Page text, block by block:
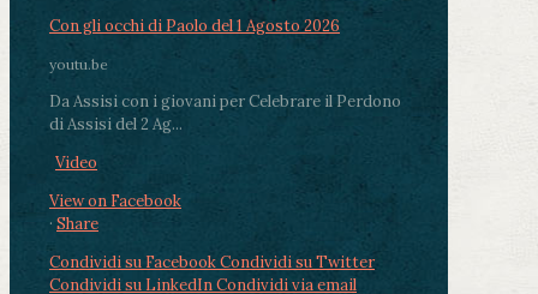
Con gli occhi di Paolo del 1 Agosto 2026
youtu.be
Da Assisi con i giovani per Celebrare il Perdono
di Assisi del 2 Ag...
Video
View on Facebook
· Share
Condividi su FacebookCondividi su Twitter
Condividi su LinkedInCondividi via email